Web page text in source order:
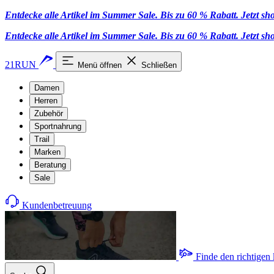
Entdecke alle Artikel im Summer Sale. Bis zu 60 % Rabatt. Jetzt
Entdecke alle Artikel im Summer Sale. Bis zu 60 % Rabatt. Jetzt
21RUN Menü öffnen Schließen
Damen
Herren
Zubehör
Sportnahrung
Trail
Marken
Beratung
Sale
Kundenbetreuung
Finde den richtigen